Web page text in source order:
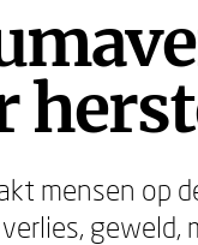
mensen op
geweld,